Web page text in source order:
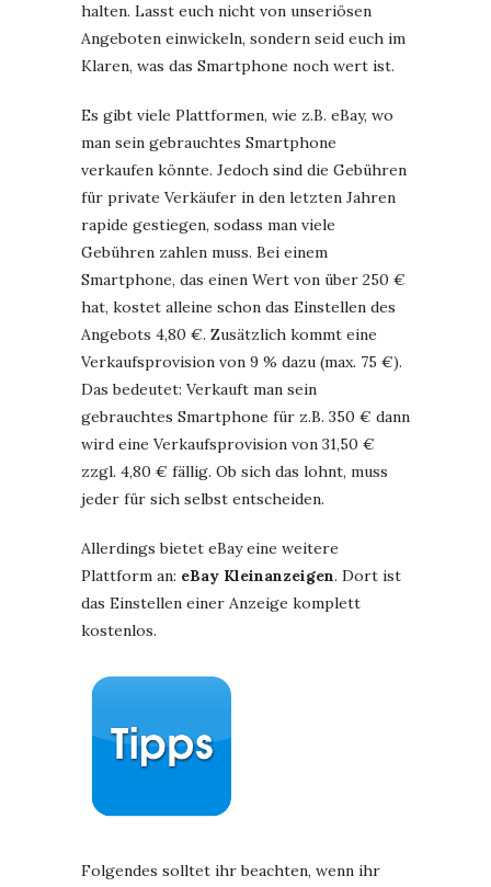
halten. Lasst euch nicht von unseriösen
Angeboten einwickeln, sondern seid euch im
Klaren, was das Smartphone noch wert ist.
Es gibt viele Plattformen, wie z.B. eBay, wo
man sein gebrauchtes Smartphone
verkaufen könnte. Jedoch sind die Gebühren
für private Verkäufer in den letzten Jahren
rapide gestiegen, sodass man viele
Gebühren zahlen muss. Bei einem
Smartphone, das einen Wert von über 250 €
hat, kostet alleine schon das Einstellen des
Angebots 4,80 €. Zusätzlich kommt eine
Verkaufsprovision von 9 % dazu (max. 75 €).
Das bedeutet: Verkauft man sein
gebrauchtes Smartphone für z.B. 350 € dann
wird eine Verkaufsprovision von 31,50 €
zzgl. 4,80 € fällig. Ob sich das lohnt, muss
jeder für sich selbst entscheiden.
Allerdings bietet eBay eine weitere
Plattform an: eBay Kleinanzeigen. Dort ist
das Einstellen einer Anzeige komplett
kostenlos.
Folgendes solltet ihr beachten, wenn ihr